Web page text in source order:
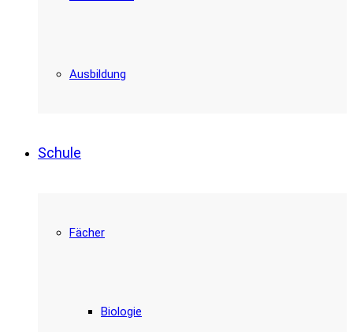
Ausbildung
Schule
Fächer
Biologie